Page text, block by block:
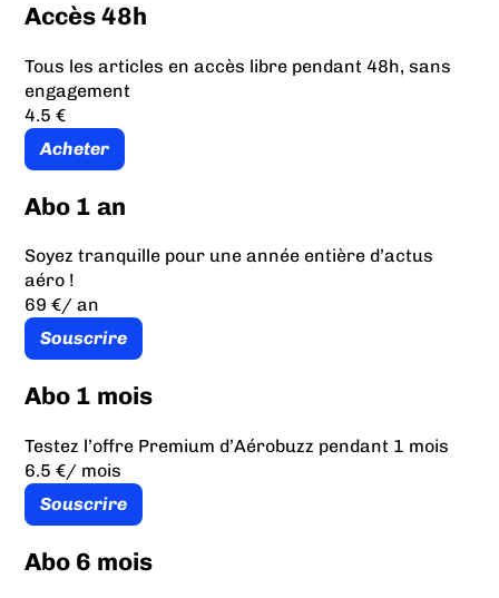
Accès 48h
Tous les articles en accès libre pendant 48h, sans
engagement
4.5 €
Acheter
Abo 1 an
Soyez tranquille pour une année entière d’actus
aéro !
69 €/ an
Souscrire
Abo 1 mois
Testez l’offre Premium d’Aérobuzz pendant 1 mois
6.5 €/ mois
Souscrire
Abo 6 mois